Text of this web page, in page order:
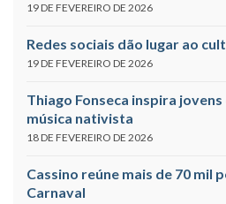
19 DE FEVEREIRO DE 2026
Redes sociais dão lugar ao
19 DE FEVEREIRO DE 2026
Thiago Fonseca inspira
música nativista
18 DE FEVEREIRO DE 2026
Cassino reúne mais de 70 mil
Carnaval